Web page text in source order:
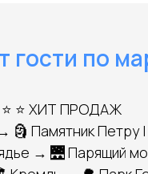
гости по
⭐ ⭐ ХИТ ПРОДАЖ
🗿 Памятник Петру
→ 🌉 Парящий